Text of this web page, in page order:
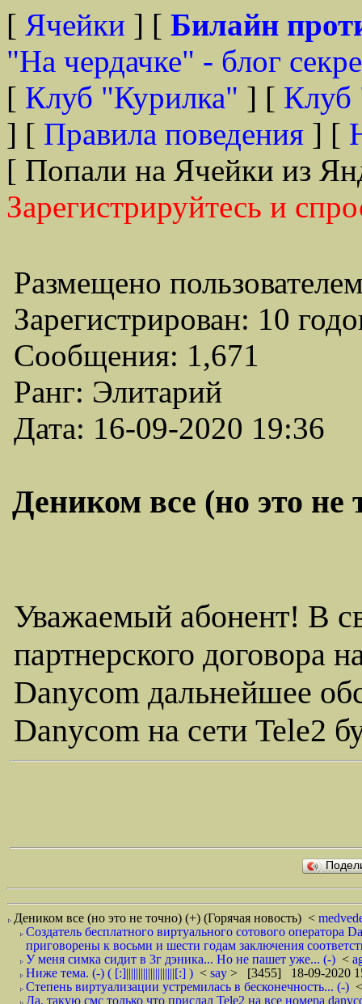
[ Ячейки ] [ Билайн
"На чердачке" - блог
[ Клуб "Курилка" ] [ Клуб
] [ Правила поведения ] [
[ Попали на Ячейки из
Зарегистрируйтесь и
Размещено
Зарегистрирован: 10
Сообщения: 1,671
Ранг: Элитарий
Дата: 16-09-2020 19:36
Деником все (но это не
Уважаемый абонент! В
партнерского договора
Danycom дальнейшее
Danycom на сети Tele2
Деником все (но это не точно) (+) (Горячая новость) <
Создатель бесплатного виртуального сотового
приговорены к восьми и шести годам заключения
У меня симка сидит в 3г дэника... Но не пашет уже... (-) <
Ниже тема. (-) ( [:]||||||||||||||||||||[:] ) < say > [3455] 18-09-2020
Степень виртуализации устремилась в бесконечность... (-)
Да, такую смс только что прислал Tele2 на все номера